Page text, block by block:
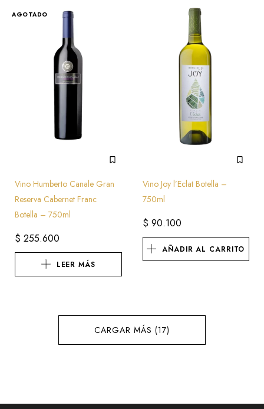
AGOTADO
Vino Humberto Canale Gran
Reserva Cabernet Franc
Botella – 750ml
$ 255.600
LEER MÁS
Vino Joy l’Eclat Botella –
750ml
$ 90.100
AÑADIR AL CARRITO
CARGAR MÁS (17)